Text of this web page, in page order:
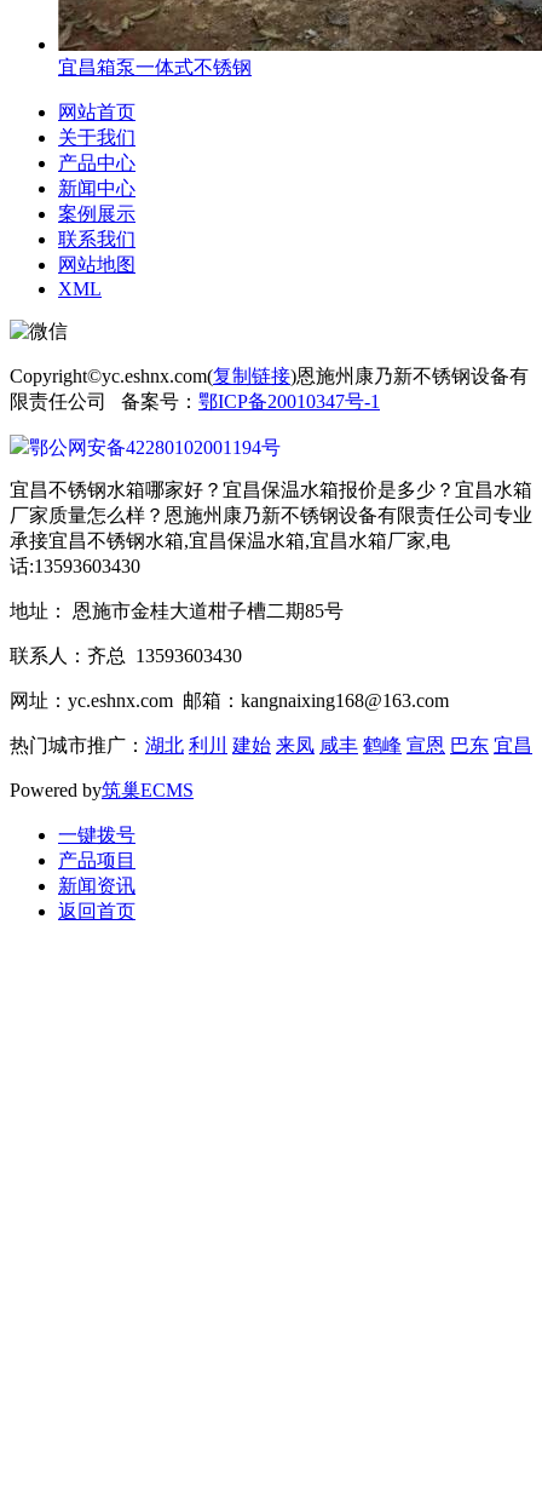
宜昌箱泵一体式不锈钢
网站首页
关于我们
产品中心
新闻中心
案例展示
联系我们
网站地图
XML
Copyright©yc.eshnx.com(复制链接)恩施州康乃新不锈钢设备有
限责任公司 备案号： 鄂ICP备20010347号-1
鄂公网安备42280102001194号
宜昌不锈钢水箱哪家好？宜昌保温水箱报价是多少？宜昌水箱
厂家质量怎么样？恩施州康乃新不锈钢设备有限责任公司专业
承接宜昌不锈钢水箱,宜昌保温水箱,宜昌水箱厂家,电
话:13593603430
地址： 恩施市金桂大道柑子槽二期85号
联系人：齐总 13593603430
网址：yc.eshnx.com 邮箱：kangnaixing168@163.com
热门城市推广： 湖北 利川 建始 来凤 咸丰 鹤峰 宣恩 巴东 宜昌
Powered by筑巢ECMS
一键拨号
产品项目
新闻资讯
返回首页